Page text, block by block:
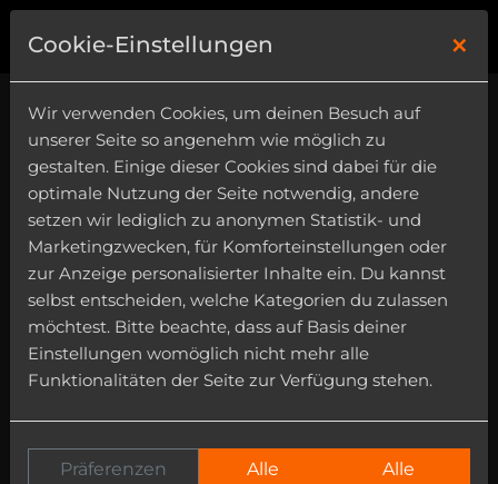
Cookie-Einstellungen ×
Wir verwenden Cookies, um deinen Besuch auf
unserer Seite so angenehm wie möglich zu
gestalten. Einige dieser Cookies sind dabei für die
optimale Nutzung der Seite notwendig, andere
setzen wir lediglich zu anonymen Statistik- und
Marketingzwecken, für Komforteinstellungen oder
zur Anzeige personalisierter Inhalte ein. Du kannst
selbst entscheiden, welche Kategorien du zulassen
möchtest. Bitte beachte, dass auf Basis deiner
Einstellungen womöglich nicht mehr alle
Funktionalitäten der Seite zur Verfügung stehen.
Präferenzen
Alle
Alle